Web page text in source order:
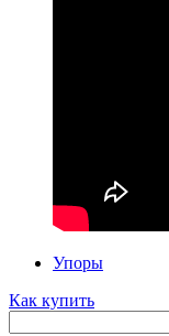
Упоры
Как купить